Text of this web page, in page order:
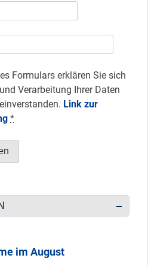
Formulars erklären Sie sich
Verarbeitung Ihrer Daten
Link zur
*
im August